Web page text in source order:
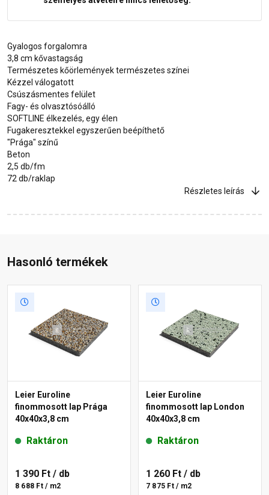
Gyalogos forgalomra
3,8 cm kővastagság
Természetes kőörlemények természetes színei
Kézzel válogatott
Csúszásmentes felület
Fagy- és olvasztósóálló
SOFTLINE élkezelés, egy élen
Fugakeresztekkel egyszerűen beépíthető
"Prága" színű
Beton
2,5 db/fm
72 db/raklap
Részletes leírás
Hasonló termékek
Leier Euroline
finommosott lap Prága
40x40x3,8 cm
Raktáron
1 390 Ft / db
8 688 Ft / m2
Leier Euroline
finommosott lap London
40x40x3,8 cm
Raktáron
1 260 Ft / db
7 875 Ft / m2